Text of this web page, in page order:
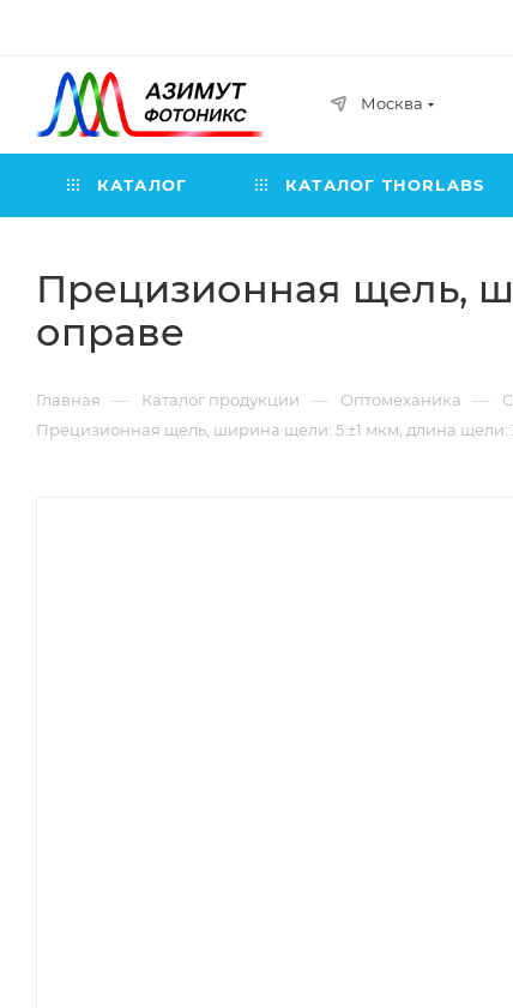
Москва
КАТАЛОГ КАТАЛОГ THORLABS
Прецизионная щель,
оправе
Главная — Каталог продукции — Оптомеханика —
Прецизионная щель, ширина щели: 5 ±1 мкм, длина щели: